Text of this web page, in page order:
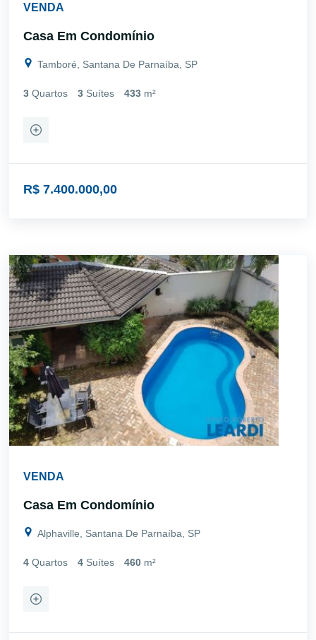
VENDA
Casa Em Condomínio
Tamboré, Santana De Parnaíba, SP
3 Quartos 3 Suítes 433 m²
R$ 7.400.000,00
VENDA
Casa Em Condomínio
Alphaville, Santana De Parnaíba, SP
4 Quartos 4 Suítes 460 m²